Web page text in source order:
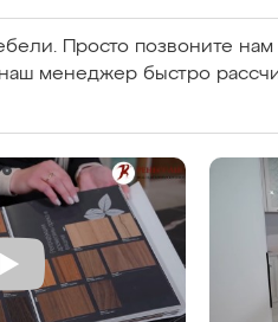
Просто позвоните
менеджер быстро